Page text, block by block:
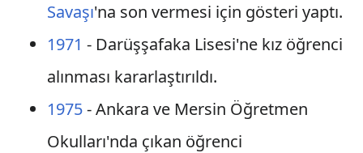
Savaşı'na son vermesi için gösteri yaptı.
1971 - Darüşşafaka Lisesi'ne kız öğrenci
alınması kararlaştırıldı.
1975- Ankara ve Mersin Öğretmen
Okulları'nda çıkan öğrenci